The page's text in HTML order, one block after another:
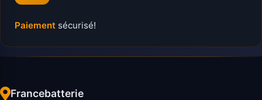
Paiement sécurisé!
Francebatterie